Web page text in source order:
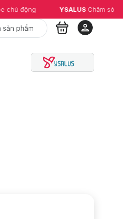
YSALUS Chăm sóc sức khỏe